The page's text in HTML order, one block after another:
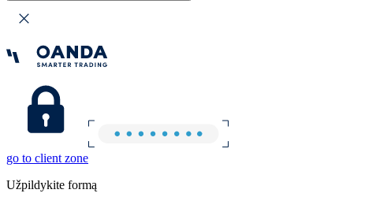
go to client zone
Užpildykite formą